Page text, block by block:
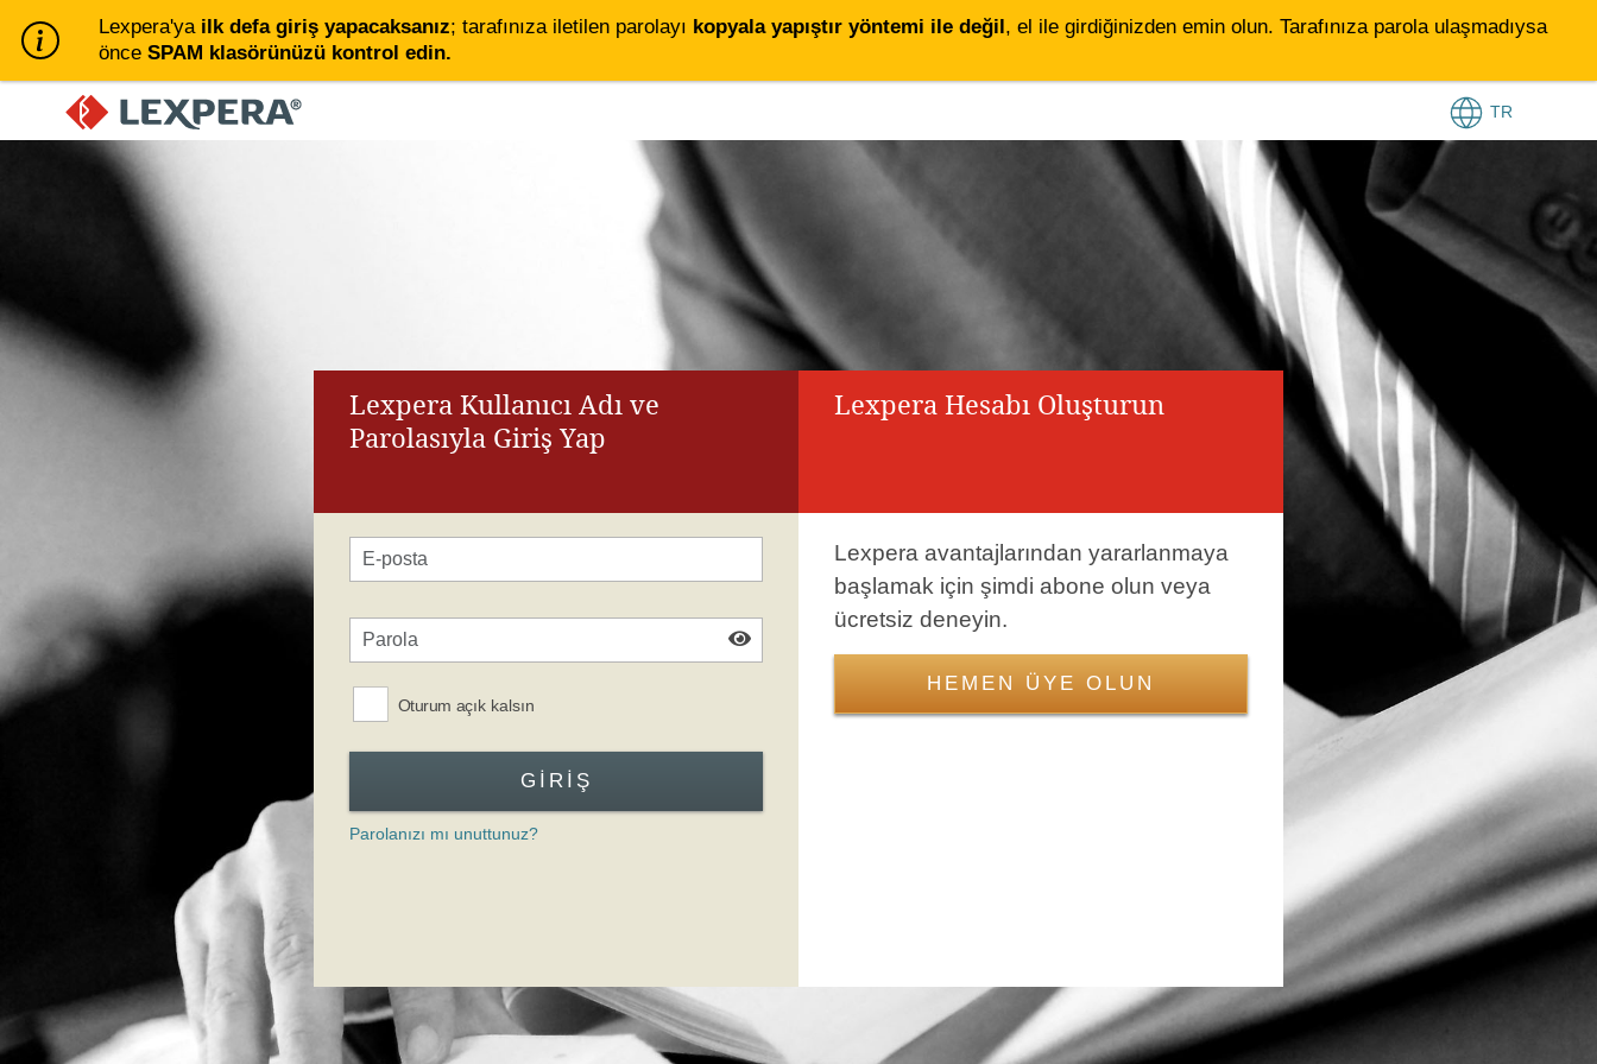
Lexpera'ya ilk defa giriş yapacaksanız; tarafınıza iletilen parolayı kopyala yapıştır yöntemi ile değil, el ile girdiğinizden emin olun. Tarafınıza parola ulaşmadıysa
önce SPAM klasörünüzü kontrol edin.
TR
Giriş Formuna Atla
Lexpera Kullanıcı Adı ve
Parolasıyla Giriş Yap
Oturum açık kalsın
GIRIŞ
Parolanızı mı unuttunuz?
Lexpera Hesabı Oluşturun
Lexpera avantajlarından yararlanmaya
başlamak için şimdi abone olun veya
ücretsiz deneyin.
HEMEN ÜYE OLUN